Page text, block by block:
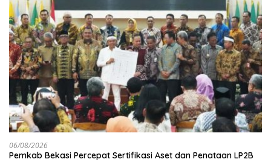
06/08/2026
Pemkab Bekasi Percepat Sertifikasi Aset dan Penataan LP2B